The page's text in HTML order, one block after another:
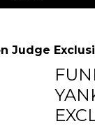
Judge